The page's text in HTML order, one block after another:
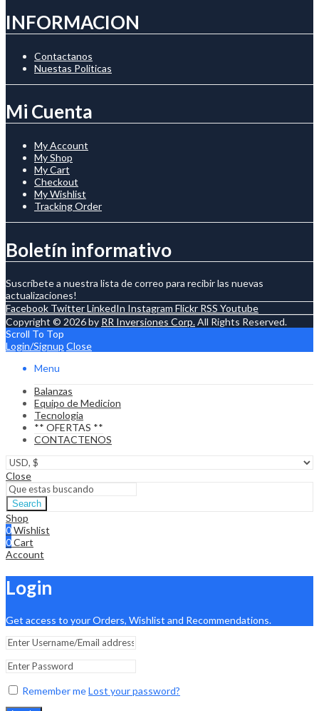
INFORMACION
Contactanos
Nuestas Politicas
Mi Cuenta
My Account
My Shop
My Cart
Checkout
My Wishlist
Tracking Order
Boletín informativo
Suscríbete a nuestra lista de correo para recibir las nuevas
actualizaciones!
Facebook TwitterLinkedIn Instagram Flickr RSS Youtube
Copyright © 2026 by RR Inversiones Corp.All Rights Reserved.
Scroll To Top
Login/Signup Close
Menu
Balanzas
Equipo de Medicion
Tecnologia
** OFERTAS **
CONTACTENOS
Close
Search
Shop
0Wishlist
0Cart
Account
Login
Get access to your Orders, Wishlist and Recommendations.
Remember meLost your password?